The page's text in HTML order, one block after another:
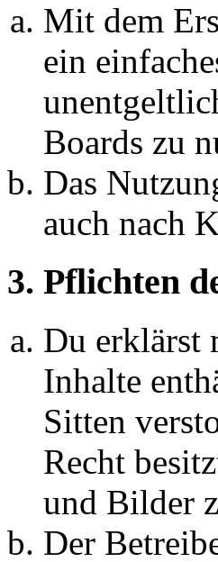
Mit dem
ein
Boards zu
Das
auch nach
3. Pflichten
Du erklärst
Inhalte
Sitten
Recht
und Bilder
Der